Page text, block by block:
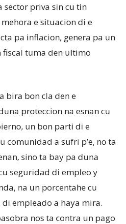
sector priva sin cu tin
e situacion di e
pa inflacion, genera pa un
tuma den ultimo
bira bon cla den e
proteccion na esnan cu
un bon parti di e
comunidad a sufri p’e, no ta
sino ta bay pa duna
seguridad di empleo y
na un porcentahe cu
empleado a haya mira.
nos ta contra un pago